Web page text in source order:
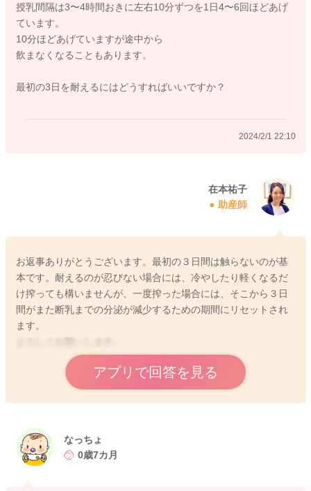
す。
温めた方が出しやすければ一つです。
2、さらに1週間程度で同じように搾ります。
3、さらに1ヶ月後に同じような搾ります。
2024/2/1 20:23
授乳間隔は3〜4時間おきに左右10分ずつを1日4〜6回ほどあげ
ています。
10分ほどあげていますが途中から
飲まなくなることもあります。
最初の3日を耐えるにはどうすればいいですか？
2024/2/1 22:10
在本祐子
助産師
お返事ありがとうございます。最初の３日間は触らないのが基
本です。耐えるのが忍びない場合には、冷やしたり軽くなるだ
け搾っても構いませんが、一度搾った場合には、そこから３日
間がまた断乳までの分泌が減少するための期間にリセットされ
ます。
よろしくお願いします。
アプリで回答を見る
2024/2/2 20:37
なっちょ
0歳7カ月